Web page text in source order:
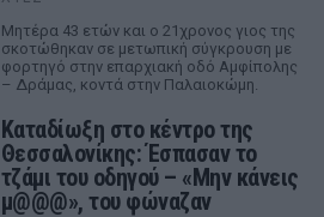
Μητέρα 43 ετών και ο 21χρονος γιος της
σκοτώθηκαν σε μετωπική σύγκρουση με
φορτηγό στην επαρχιακή οδό Αμφίπολης
– Δράμας, κοντά στην Παλαιοκώμη.
Καταδίωξη στο κέντρο της
Θεσσαλονίκης: Έσπασαν το
τζάμι του οδηγού – «Μην κάνεις
μ@@@», του φώναζαν